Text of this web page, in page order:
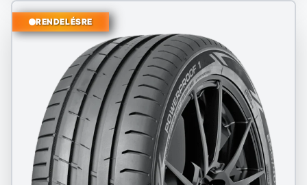
RENDELÉSRE